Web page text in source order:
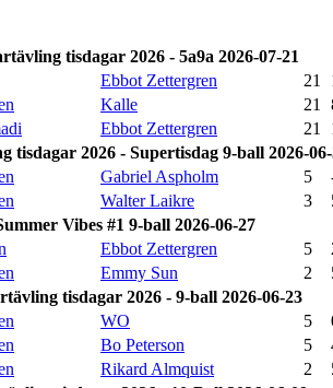
tisdagar 2026 - 5a9a 2026-07-21
Ebbot Zettergren 21
Kalle 21
Ebbot Zettergren 21
tisdagar 2026 - Supertisdag 9-ball 2026-
Gabriel Aspholm 5
Walter Laikre 3
Vibes #1 9-ball 2026-06-27
Ebbot Zettergren 5
Emmy Sun 2
tisdagar 2026 - 9-ball 2026-06-23
WO 5
Bo Peterson 5
Rikard Almquist 2